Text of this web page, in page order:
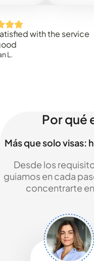
with the service
Por qué
Más que solo visas:
Desde los
guiamos en cada
concentrarte